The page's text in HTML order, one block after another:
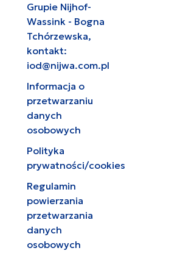
Grupie Nijhof-
Wassink - Bogna
Tchórzewska,
kontakt:
iod@nijwa.com.pl
Informacja o
przetwarzaniu
danych
osobowych
Polityka
prywatności/cookies
Regulamin
powierzania
przetwarzania
danych
osobowych